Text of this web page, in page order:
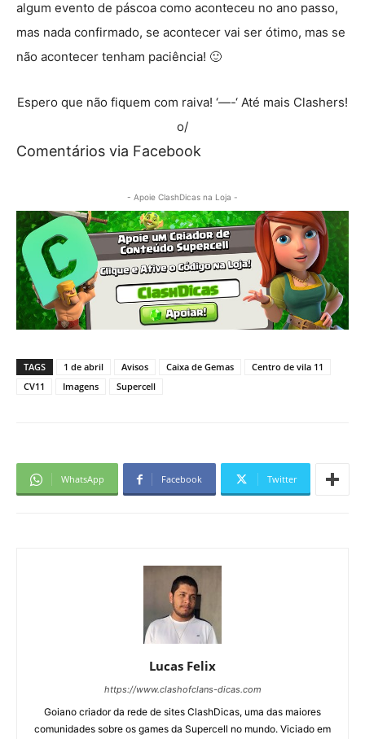
algum evento de páscoa como aconteceu no ano passo,
mas nada confirmado, se acontecer vai ser ótimo, mas se
não acontecer tenham paciência! 🙂
Espero que não fiquem com raiva! ‘—-‘ Até mais Clashers!
o/
Comentários via Facebook
- Apoie ClashDicas na Loja -
TAGS 1 de abril Avisos Caixa de Gemas
Centro de vila 11
CV11
Imagens Supercell
WhatsApp Facebook Twitter
Lucas Felix
https://www.clashofclans-dicas.com
Goiano criador da rede de sites ClashDicas, uma das maiores
comunidades sobre os games da Supercell no mundo. Viciado em